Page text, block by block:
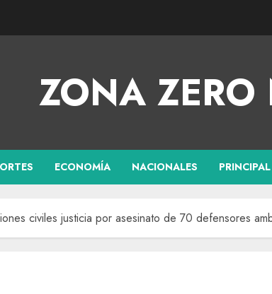
ZONA
ECONOMÍA NACIONALES PRINCIPAL
civiles justicia por asesinato de 70 defensores